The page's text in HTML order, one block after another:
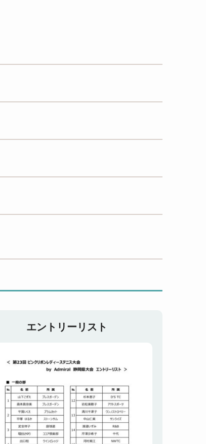
エントリーリスト